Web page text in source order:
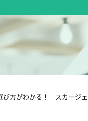
び方がわかる！｜スカージ